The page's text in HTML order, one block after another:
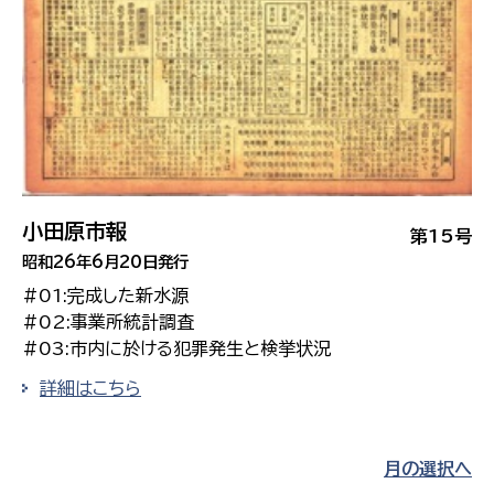
第15号
小田原市報
昭和26年6月20日発行
#01:完成した新水源
#02:事業所統計調査
#03:市内に於ける犯罪発生と検挙状況
詳細はこちら
月の選択へ